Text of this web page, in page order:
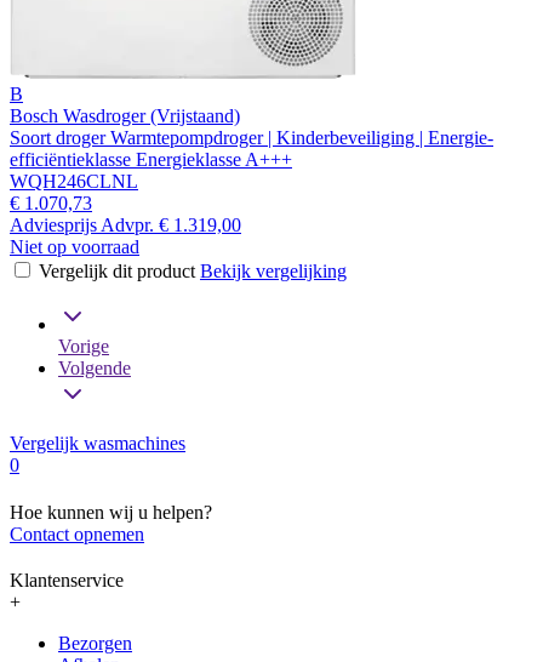
B
Bosch Wasdroger (Vrijstaand)
Soort droger Warmtepompdroger | Kinderbeveiliging | Energie-
efficiëntieklasse Energieklasse A+++
WQH246CLNL
€ 1.070,73
Adviesprijs Advpr. € 1.319,00
Niet op voorraad
Vergelijk dit product Bekijk vergelijking
Vorige
Volgende
Vergelijk wasmachines
0
Hoe kunnen wij u helpen?
Contact opnemen
Klantenservice
+
Bezorgen